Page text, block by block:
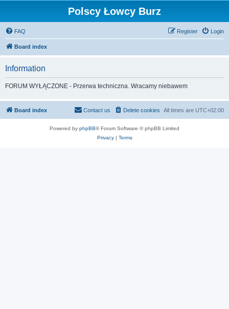
Polscy Łowcy Burz
FAQ Login
Register
Board index
Information
FORUM WYŁĄCZONE - Przerwa techniczna. Wracamy niebawem
Board index All times are UTC+02:00
Delete cookies
Contact us
Powered by phpBB® Forum Software © phpBB Limited
Privacy| Terms